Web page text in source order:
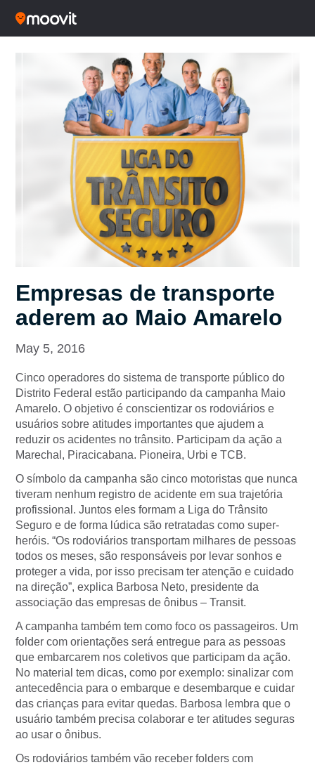
Empresas de transporte
aderem ao Maio Amarelo
May 5, 2016
Cinco operadores do sistema de transporte público do
Distrito Federal estão participando da campanha Maio
Amarelo. O objetivo é conscientizar os rodoviários e
usuários sobre atitudes importantes que ajudem a
reduzir os acidentes no trânsito. Participam da ação a
Marechal, Piracicabana. Pioneira, Urbi e TCB.
O símbolo da campanha são cinco motoristas que nunca
tiveram nenhum registro de acidente em sua trajetória
profissional. Juntos eles formam a Liga do Trânsito
Seguro e de forma lúdica são retratadas como super-
heróis. “Os rodoviários transportam milhares de pessoas
todos os meses, são responsáveis por levar sonhos e
proteger a vida, por isso precisam ter atenção e cuidado
na direção”, explica Barbosa Neto, presidente da
associação das empresas de ônibus – Transit.
A campanha também tem como foco os passageiros. Um
folder com orientações será entregue para as pessoas
que embarcarem nos coletivos que participam da ação.
No material tem dicas, como por exemplo: sinalizar com
antecedência para o embarque e desembarque e cuidar
das crianças para evitar quedas. Barbosa lembra que o
usuário também precisa colaborar e ter atitudes seguras
ao usar o ônibus.
Os rodoviários também vão receber folders com